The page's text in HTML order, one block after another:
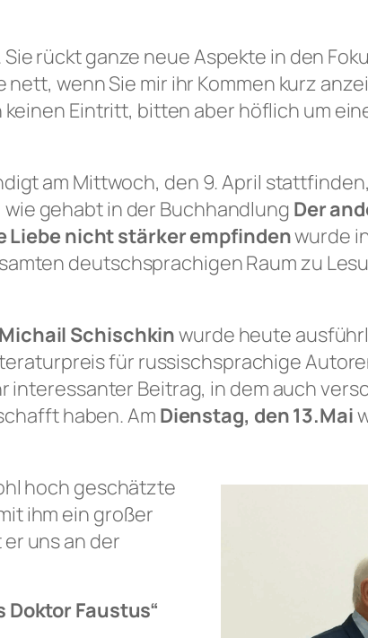
rückt ganze neue Aspekte in den
wenn Sie mir ihr Kommen kurz
Eintritt, bitten aber höflich um
am Mittwoch, den 9. April
wie gehabt in der Buchhandlung Der
Liebe nicht stärker empfindenwurde
deutschsprachigen Raum zu
Michail Schischkinwurde heute
für russischsprachige
interessanter Beitrag, in dem auch
haben. Am Dienstag, den 13.Mai
hoch geschätzte
ihm ein großer
uns an der
Faustus“